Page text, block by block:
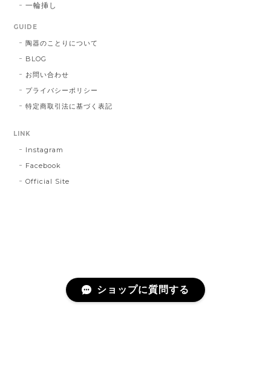
一輪挿し
GUIDE
陶器のことりについて
BLOG
お問い合わせ
プライバシーポリシー
特定商取引法に基づく表記
LINK
Instagram
Facebook
Official Site
ショップに質問する